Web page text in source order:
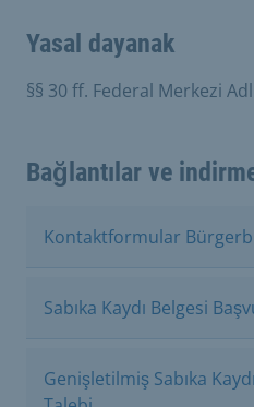
Yasal dayanak
§§ 30 ff. Federal Merkezi
Bağlantılar ve
Kontaktformular
Sabıka Kaydı Belgesi
Genişletilmiş Sabıka